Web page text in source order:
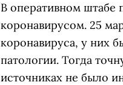
В оперативном штабе
коронавирусом. 25
коронавируса, у них
патологии. Тогда
источниках не было